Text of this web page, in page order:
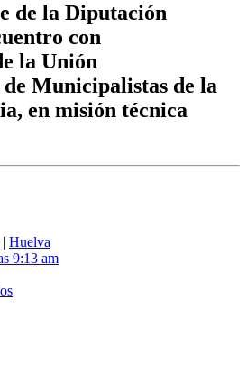
de la Diputación
con
la Unión
Municipalistas de la
en misión técnica
| Huelva
9:13 am